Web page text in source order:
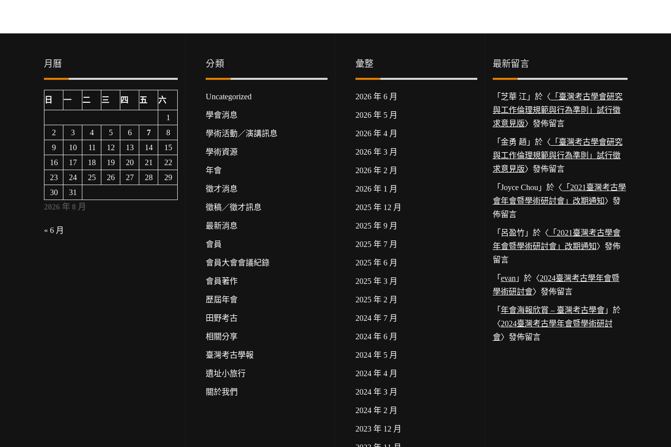
覽
月曆
2026 年 8 月
日 一 二 三 四 五 六
1
2
3 4 5 6 7
8
9
10 11 12 13 14
15
16
17 18 19 20 21
22
23
24 25 26 27 28
29
30
31
« 6 月
分類
Uncategorized
學會消息
學術活動／演講訊息
學術資源
年會
徵才消息
徵稿／徵才訊息
最新消息
會員
會員大會會議紀錄
會員著作
歷屆年會
田野考古
相關分享
臺灣考古學報
遺址小旅行
關於我們
彙整
2026 年 6 月
2026 年 5 月
2026 年 4 月
2026 年 3 月
2026 年 2 月
2026 年 1 月
2025 年 12 月
2025 年 9 月
2025 年 7 月
2025 年 6 月
2025 年 3 月
2025 年 2 月
2024 年 7 月
2024 年 6 月
2024 年 5 月
2024 年 4 月
2024 年 3 月
2024 年 2 月
2023 年 12 月
最新留言
「 芝華 江 」於〈 「臺灣考古學會研究
與工作倫理規範與行為準則」試行徵
求意見版〉發佈留言
「 金勇 趙 」於〈 「臺灣考古學會研究
與工作倫理規範與行為準則」試行徵
求意見版〉發佈留言
「 Joyce Chou 」於〈 「2021臺灣考古學
會年會暨學術研討會」改期通知〉發
佈留言
「 呂盈竹」於〈 「2021臺灣考古學會
年會暨學術研討會」改期通知〉發佈
留言
「 evan 」於〈2024臺灣考古學年會暨
學術研討會〉發佈留言
「 年會海報欣賞 – 臺灣考古學會」於
〈2024臺灣考古學年會暨學術研討
會〉發佈留言